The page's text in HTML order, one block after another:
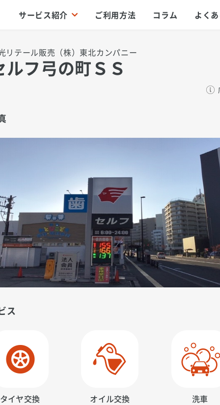
サービス紹介 ご利用方法 コラム よく
リテール販売（株）東北カンパニー
ルフ弓の町ＳＳ
ス
タイヤ交換 オイル交換 洗車